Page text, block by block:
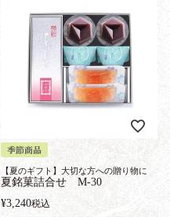
季節商品
【夏のギフト】大切な方への贈り物に
夏銘菓詰合せ M-30
¥3,240税込